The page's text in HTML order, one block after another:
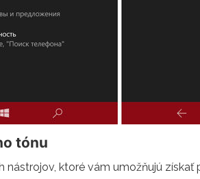
tónu
nástrojov, ktoré vám umožňujú